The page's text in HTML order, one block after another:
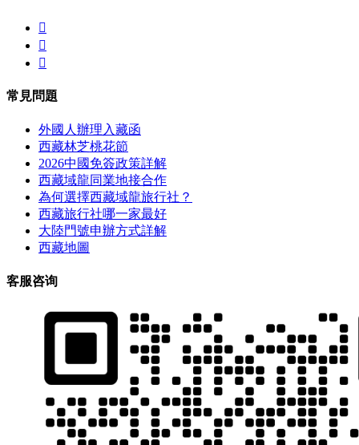



常見問題
外國人辦理入藏函
西藏林芝桃花節
2026中國免簽政策詳解
西藏域龍同業地接合作
為何選擇西藏域龍旅行社？
西藏旅行社哪一家最好
大陸門號申辦方式詳解
西藏地圖
客服咨询